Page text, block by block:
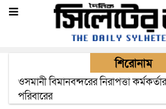
শিরোনাম
এক মাসের মধ্যে সিলেট-জাফলং রেললাইন
দৃশ্যমান হবে- শ্রম মন্ত্রী